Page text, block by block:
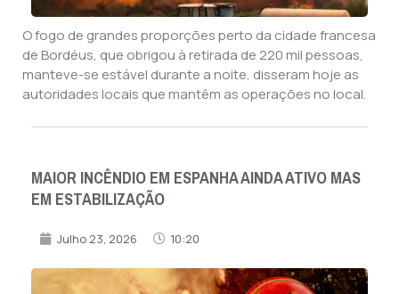
O fogo de grandes proporções perto da cidade francesa
de Bordéus, que obrigou à retirada de 220 mil pessoas,
manteve-se estável durante a noite, disseram hoje as
autoridades locais que mantêm as operações no local.
MAIOR INCÊNDIO EM ESPANHA AINDA ATIVO MAS
EM ESTABILIZAÇÃO
Julho 23, 2026 10:20